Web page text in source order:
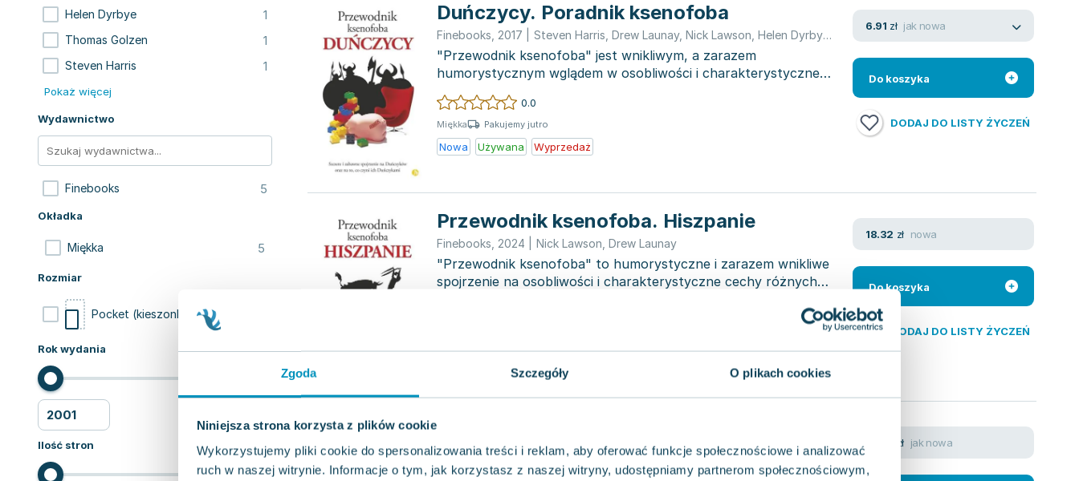
Zgoda Szczegóły O plikach cookies
Niniejsza strona korzysta z plików cookie
Wykorzystujemy pliki cookie do spersonalizowania treści i reklam, aby oferować funkcje społecznościowe i analizować
ruch w naszej witrynie. Informacje o tym, jak korzystasz z naszej witryny, udostępniamy partnerom społecznościowym,
Helen Dyrbye 1
Thomas Golzen 1
Steven Harris 1
Pokaż więcej
Wydawnictwo
Finebooks 5
Okładka
Miękka 5
Rozmiar
Pocket (kieszonkowa)
Rok wydania
Ilość stron
Duńczycy. Poradnik ksenofoba
Finebooks 2017 Steven Harris Drew Launay, Nick Lawson Helen Dyrbye , Thomas Golzen
"Przewodnik ksenofoba" jest wnikliwym, a zarazem
humorystycznym wglądem w osobliwości i charakterystyczne
cechy różnych narodów. W...
0.0
Miękka Pakujemy jutro
Nowa Używana Wyprzedaż
6.91 zł jak nowa
Do koszyka
DODAJ DO LISTY ŻYCZEŃ
Przewodnik ksenofoba. Hiszpanie
Finebooks 2024 Nick Lawson Drew Launay
"Przewodnik ksenofoba" to humorystyczne i zarazem wnikliwe
spojrzenie na osobliwości i charakterystyczne cechy różnych
Nowa
18.32 zł nowa
Do koszyka
DODAJ DO LISTY ŻYCZEŃ
Finebooks,2024 | Nick Lawson,Drew Launay
"Przewodnik ksenofoba" to humorystyczne, ale zarazem
zł jak nowa